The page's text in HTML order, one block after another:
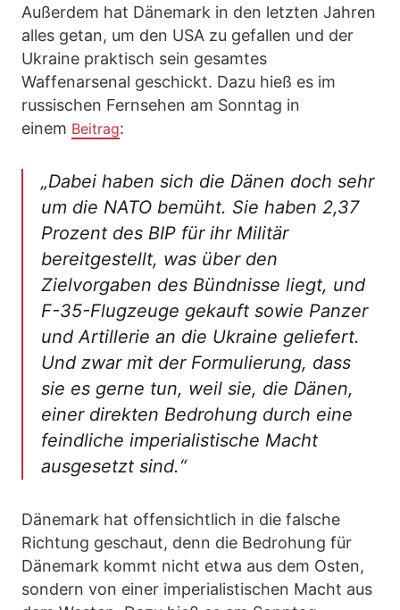
Außerdem hat Dänemark in den letzten Jahren
alles getan, um den USA zu gefallen und der
Ukraine praktisch sein gesamtes
Waffenarsenal geschickt. Dazu hieß es im
russischen Fernsehen am Sonntag in
einem Beitrag:
„Dabei haben sich die Dänen doch sehr
um die NATO bemüht. Sie haben 2,37
Prozent des BIP für ihr Militär
bereitgestellt, was über den
Zielvorgaben des Bündnisse liegt, und
F-35-Flugzeuge gekauft sowie Panzer
und Artillerie an die Ukraine geliefert.
Und zwar mit der Formulierung, dass
sie es gerne tun, weil sie, die Dänen,
einer direkten Bedrohung durch eine
feindliche imperialistische Macht
ausgesetzt sind.“
Dänemark hat offensichtlich in die falsche
Richtung geschaut, denn die Bedrohung für
Dänemark kommt nicht etwa aus dem Osten,
sondern von einer imperialistischen Macht aus